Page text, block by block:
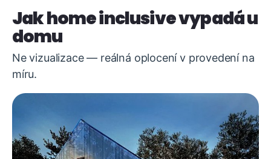
Jak home inclusive vypadá u
domu
Ne vizualizace — reálná oplocení v provedení na
míru.